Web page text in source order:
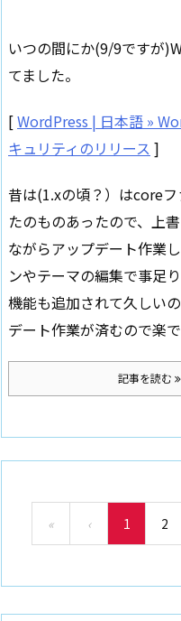
いつの間にか(9/9ですが
てました。
[WordPress | 日本語 »
キュリティのリリース ]
昔は(1.xの頃？）はcore
たのものあったので、上
ながらアップデート作業
ンやテーマの編集で事足
機能も追加されて久しい
デート作業が済むので楽で
記事を読む
« ‹ 1 2